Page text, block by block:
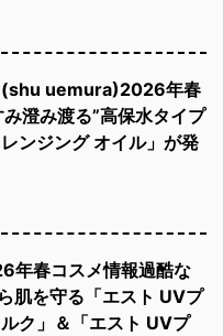
(shu uemura)2026年春
澄み渡る”高保水タイプ
ンジング オイル」が発
年春コスメ情報過酷な
肌を守る「エスト UVプ
ク」＆「エスト UVプ